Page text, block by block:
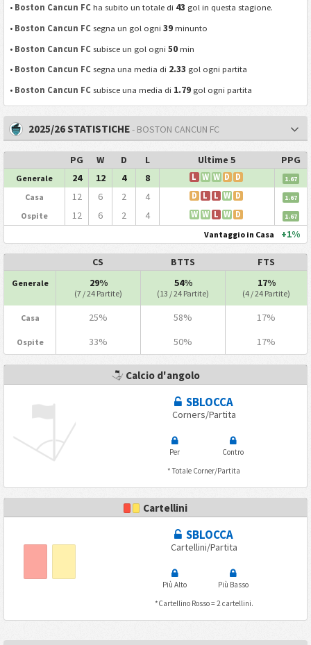
• Boston Cancun FC ha subito un totale di 43 gol in questa stagione.
• Boston Cancun FC segna un gol ogni39 minunto
• Boston Cancun FC subisce un gol ogni50 min
• Boston Cancun FC segna una media di 2.33 gol ogni partita
• Boston Cancun FC subisce una media di 1.79 gol ogni partita
2025/26 STATISTICHE- BOSTON CANCUN FC
PG W D L Ultime 5 PPG
Generale 24 12 4 8 L W W D D 1.67
Casa 12 6 2 4 D L L W D 1.67
Ospite 12 6 2 4 W W L W D 1.67
Vantaggio in Casa +1%
CS BTTS FTS
Generale 29%
(7 / 24 Partite)
54%
(13 / 24 Partite)
17%
(4 / 24 Partite)
Casa 25% 58% 17%
Ospite 33% 50% 17%
Calcio d'angolo
SBLOCCA
Corners/Partita
Per
Contro
* Totale Corner/Partita
Cartellini
SBLOCCA
Cartellini/Partita
Più Alto
Più Basso
*Cartellino Rosso = 2 cartellini.